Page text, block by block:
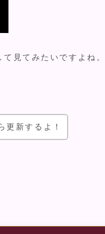
て見てみたいですよね
更新するよ！